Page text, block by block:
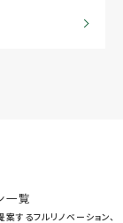
一覧
するフルリノベーション、